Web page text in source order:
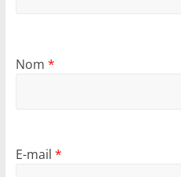
Nom *
E-mail *